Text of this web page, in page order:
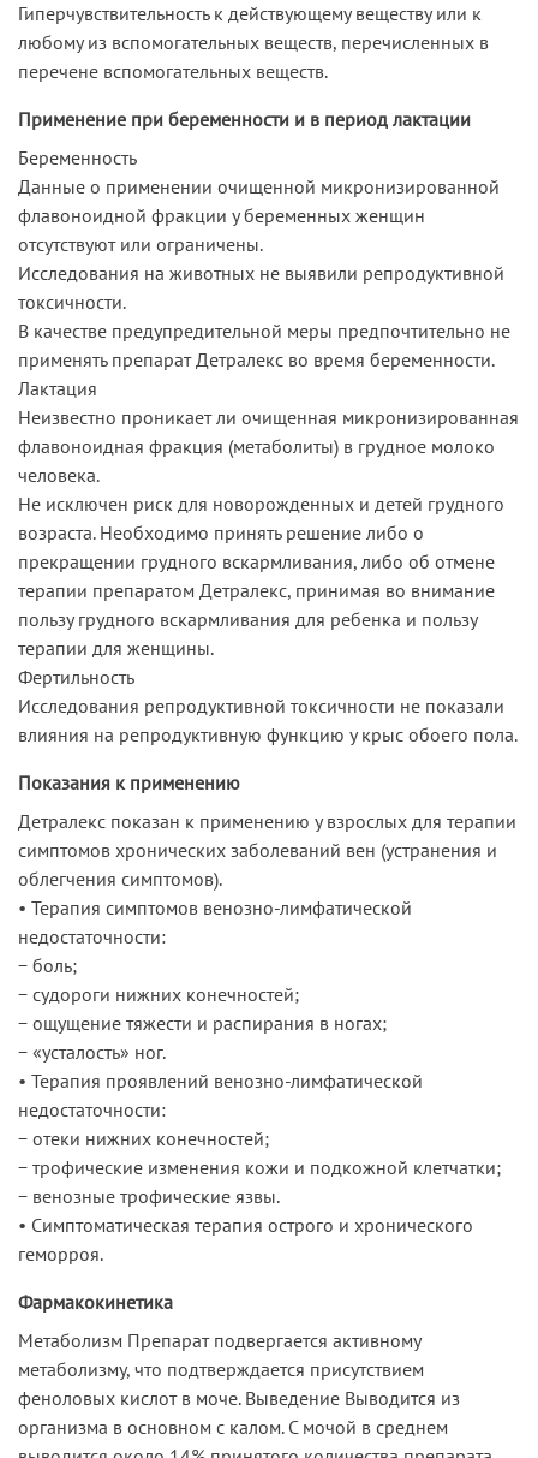
Гиперчувствительность к действующему веществу или к
любому из вспомогательных веществ, перечисленных в
перечене вспомогательных веществ.
Применение при беременности и в период лактации
Беременность
Данные о применении очищенной микронизированной
флавоноидной фракции у беременных женщин
отсутствуют или ограничены.
Исследования на животных не выявили репродуктивной
токсичности.
В качестве предупредительной меры предпочтительно не
применять препарат Детралекс во время беременности.
Лактация
Неизвестно проникает ли очищенная микронизированная
флавоноидная фракция (метаболиты) в грудное молоко
человека.
Не исключен риск для новорожденных и детей грудного
возраста. Необходимо принять решение либо о
прекращении грудного вскармливания, либо об отмене
терапии препаратом Детралекс, принимая во внимание
пользу грудного вскармливания для ребенка и пользу
терапии для женщины.
Фертильность
Исследования репродуктивной токсичности не показали
влияния на репродуктивную функцию у крыс обоего пола.
Показания к применению
Детралекс показан к применению у взрослых для терапии
симптомов хронических заболеваний вен (устранения и
облегчения симптомов).
• Терапия симптомов венозно-лимфатической
недостаточности:
− боль;
− судороги нижних конечностей;
− ощущение тяжести и распирания в ногах;
− «усталость» ног.
• Терапия проявлений венозно-лимфатической
недостаточности:
− отеки нижних конечностей;
− трофические изменения кожи и подкожной клетчатки;
− венозные трофические язвы.
• Симптоматическая терапия острого и хронического
геморроя.
Фармакокинетика
Метаболизм Препарат подвергается активному
метаболизму, что подтверждается присутствием
феноловых кислот в моче. Выведение Выводится из
организма в основном с калом. С мочой в среднем